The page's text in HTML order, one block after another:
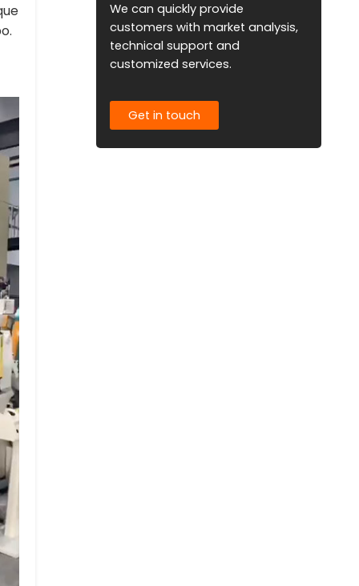
We can quickly provide
customers with market analysis,
technical support and
customized services.
Get in touch